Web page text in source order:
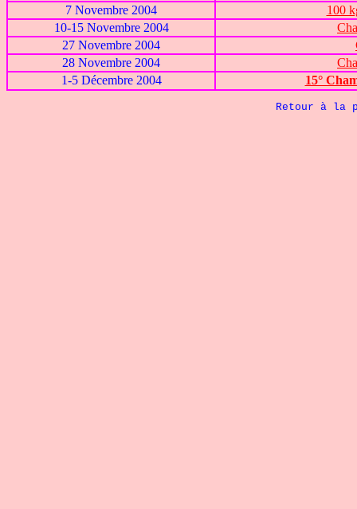
7 Novembre 2004
100
10-15 Novembre 2004
27 Novembre 2004
28 Novembre 2004
1-5 Décembre 2004
15°
Retour à la